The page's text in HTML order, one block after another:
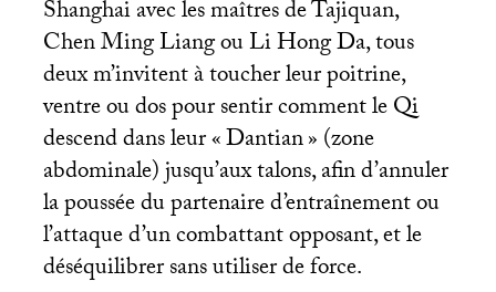
Shanghai avec les maîtres de Tajiquan,
Chen Ming Liang ou Li Hong Da, tous
deux m’invitent à toucher leur poitrine,
ventre ou dos pour sentir comment le Qi
descend dans leur «Dantian» (zone
abdominale) jusqu’aux talons, afin d’annuler
la poussée du partenaire d’entraînement ou
l’attaque d’un combattant opposant, et le
déséquilibrer sans utiliser de force.